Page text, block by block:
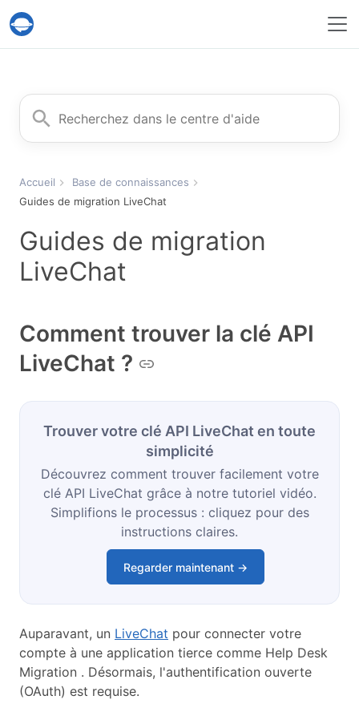
Service Help Desk Migration
Rechercher
Accueil
Base de connaissances
Guides de migration LiveChat
Guides de migration
LiveChat
Comment trouver la clé API
LiveChat ?
Trouver votre clé API LiveChat en toute
simplicité
Découvrez comment trouver facilement votre
clé API LiveChat grâce à notre tutoriel vidéo.
Simplifions le processus : cliquez pour des
instructions claires.
Regarder maintenant →
Auparavant, un LiveChat pour connecter votre
compte à une application tierce comme Help Desk
Migration . Désormais, l'authentification ouverte
(OAuth) est requise.